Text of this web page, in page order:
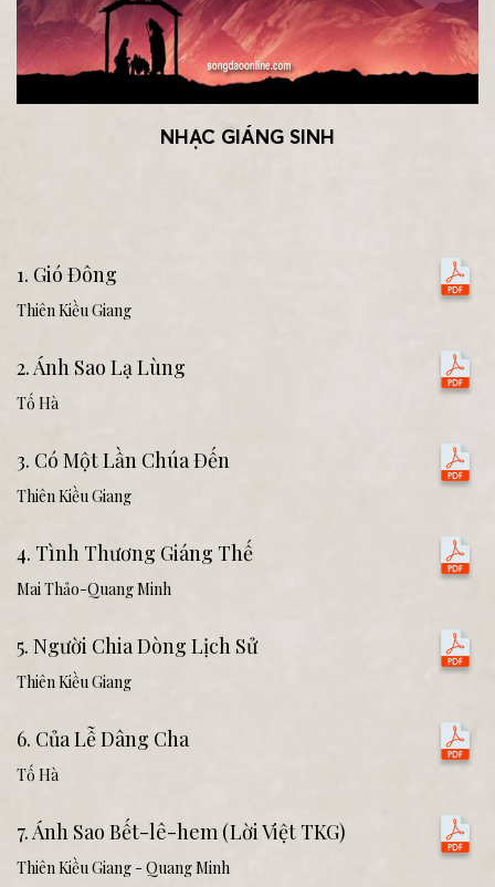
NHẠC GIÁNG SINH
1. Gió Đông
Thiên Kiều Giang
2. Ánh Sao Lạ Lùng
Tố Hà
3. Có Một Lần Chúa Đến
Thiên Kiều Giang
4. Tình Thương Giáng Thế
Mai Thảo-Quang Minh
5. Người Chia Dòng Lịch Sử
Thiên Kiều Giang
6. Của Lễ Dâng Cha
Tố Hà
7. Ánh Sao Bết-lê-hem (Lời Việt TKG)
Thiên Kiều Giang - Quang Minh